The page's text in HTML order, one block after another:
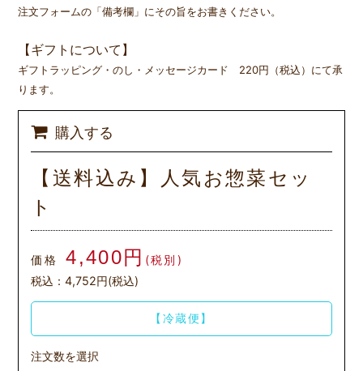
注文フォームの「備考欄」にその旨をお書きください。
【ギフトについて】
ギフトラッピング・のし・メッセージカード 220円（税込）にて承
ります。
購入する
【送料込み】人気お惣菜セッ
ト
価格 4,400円 (税別)
税込：4,752円(税込)
【冷蔵便】
注文数を選択